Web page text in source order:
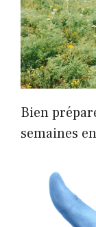
Bien
semaines